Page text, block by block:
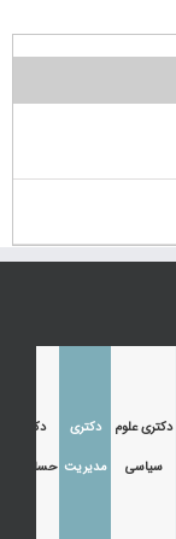
دکتری علوم
سیاسی
دکتری
مدیریت
دکتری
حسابداری